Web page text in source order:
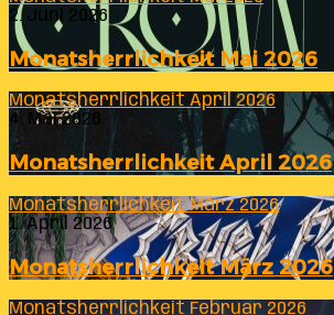
2. Juni 2026
Monatsherrlichkeit Mai 2026
Monatsherrlichkeit April 2026
4. Mai 2026
Monatsherrlichkeit April 2026
Monatsherrlichkeit März 2026
1. April 2026
Monatsherrlichkeit März 2026
Monatsherrlichkeit Februar 2026